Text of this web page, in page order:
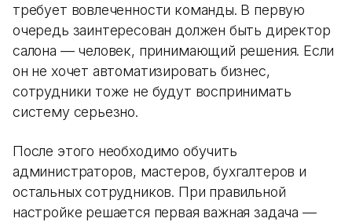
требует вовлеченности команды. В первую
очередь заинтересован должен быть директор
салона — человек, принимающий решения. Если
он не хочет автоматизировать бизнес,
сотрудники тоже не будут воспринимать
систему серьезно.
После этого необходимо обучить
администраторов, мастеров, бухгалтеров и
остальных сотрудников. При правильной
настройке решается первая важная задача —